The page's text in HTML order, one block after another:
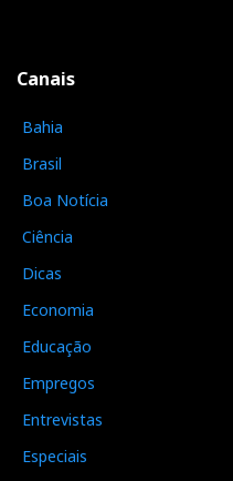
Canais
Bahia
Brasil
Boa Notícia
Ciência
Dicas
Economia
Educação
Empregos
Entrevistas
Especiais